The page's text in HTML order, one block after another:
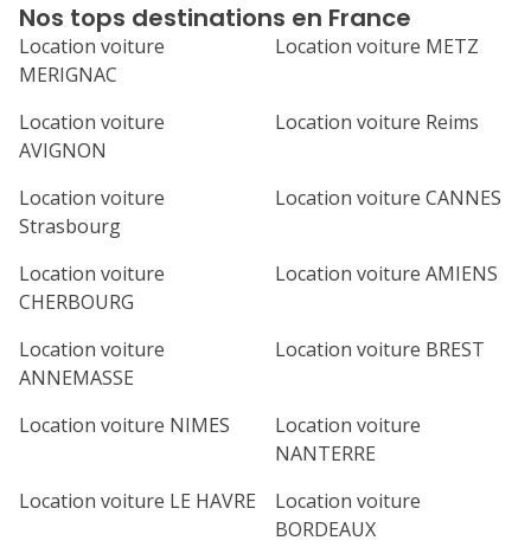
Nos tops destinations en France
Location voiture
MERIGNAC
Location voiture METZ
Location voiture
AVIGNON
Location voiture Reims
Location voiture
Strasbourg
Location voiture CANNES
Location voiture
CHERBOURG
Location voiture AMIENS
Location voiture
ANNEMASSE
Location voiture BREST
Location voiture NIMES
Location voiture
NANTERRE
Location voiture LE HAVRE
Location voiture
BORDEAUX